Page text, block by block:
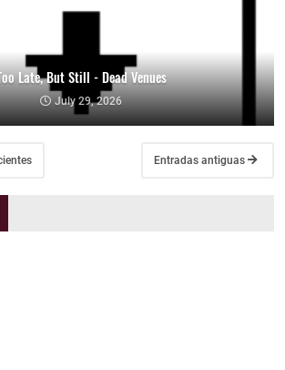
Late, But Still - Dead Venues
July 29, 2026
Entradas antiguas